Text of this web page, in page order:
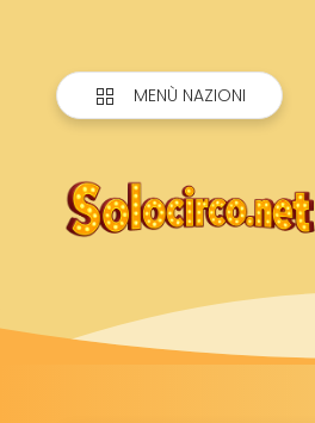
MENÙ NAZIONI
solocirco.net